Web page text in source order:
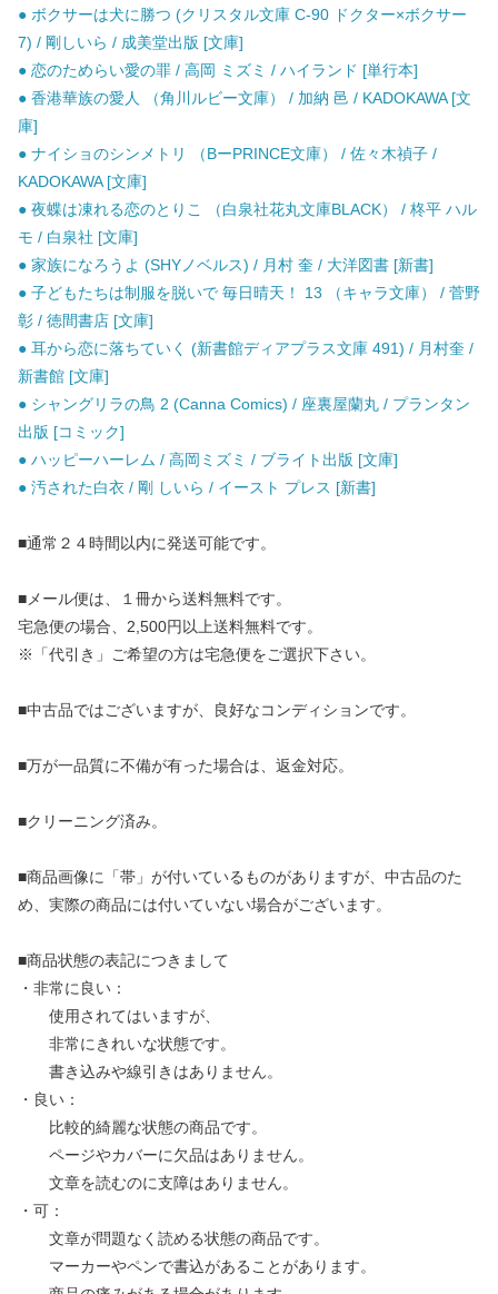
● ボクサーは犬に勝つ (クリスタル文庫 C-90 ドクター×ボクサー
7) / 剛しいら / 成美堂出版 [文庫]
● 恋のためらい愛の罪 / 高岡 ミズミ / ハイランド [単行本]
● 香港華族の愛人 （角川ルビー文庫） / 加納 邑 / KADOKAWA [文
庫]
● ナイショのシンメトリ （BーPRINCE文庫） / 佐々木禎子 /
KADOKAWA [文庫]
● 夜蝶は凍れる恋のとりこ （白泉社花丸文庫BLACK） / 柊平 ハル
モ / 白泉社 [文庫]
● 家族になろうよ (SHYノベルス) / 月村 奎 / 大洋図書 [新書]
● 子どもたちは制服を脱いで 毎日晴天！ 13 （キャラ文庫） / 菅野
彰 / 徳間書店 [文庫]
● 耳から恋に落ちていく (新書館ディアプラス文庫 491) / 月村奎 /
新書館 [文庫]
● シャングリラの鳥 2 (Canna Comics) / 座裏屋蘭丸 / プランタン
出版 [コミック]
● ハッピーハーレム / 高岡ミズミ / ブライト出版 [文庫]
● 汚された白衣 / 剛 しいら / イースト プレス [新書]
■通常２４時間以内に発送可能です。
■メール便は、１冊から送料無料です。
宅急便の場合、2,500円以上送料無料です。
※「代引き」ご希望の方は宅急便をご選択下さい。
■中古品ではございますが、良好なコンディションです。
■万が一品質に不備が有った場合は、返金対応。
■クリーニング済み。
■商品画像に「帯」が付いているものがありますが、中古品のた
め、実際の商品には付いていない場合がございます。
■商品状態の表記につきまして
・非常に良い：
使用されてはいますが、
非常にきれいな状態です。
書き込みや線引きはありません。
・良い：
比較的綺麗な状態の商品です。
ページやカバーに欠品はありません。
文章を読むのに支障はありません。
・可：
文章が問題なく読める状態の商品です。
マーカーやペンで書込があることがあります。